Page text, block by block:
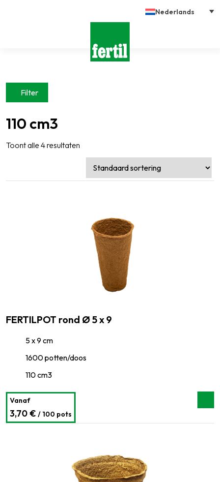
Nederlands
Filter
110 cm3
Toont alle 4 resultaten
FERTILPOT rond Ø 5 x 9
5 x 9 cm
1600 potten/doos
110 cm3
Vanaf
3,70 € / 100 pots